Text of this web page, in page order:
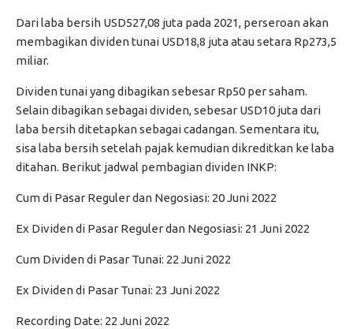
Dari laba bersih USD527,08 juta pada 2021, perseroan akan
membagikan dividen tunai USD18,8 juta atau setara Rp273,5
miliar.
Dividen tunai yang dibagikan sebesar Rp50 per saham.
Selain dibagikan sebagai dividen, sebesar USD10 juta dari
laba bersih ditetapkan sebagai cadangan. Sementara itu,
sisa laba bersih setelah pajak kemudian dikreditkan ke laba
ditahan. Berikut jadwal pembagian dividen INKP:
Cum di Pasar Reguler dan Negosiasi: 20 Juni 2022
Ex Dividen di Pasar Reguler dan Negosiasi: 21 Juni 2022
Cum Dividen di Pasar Tunai: 22 Juni 2022
Ex Dividen di Pasar Tunai: 23 Juni 2022
Recording Date: 22 Juni 2022